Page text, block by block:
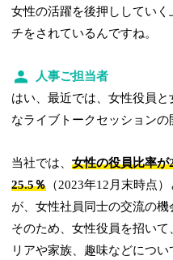
女性の活躍を後押ししてい
チをされているんですね。
人事ご担当者
はい、最近では、女性役員
なライブトークセッションの
当社では、女性の役員比率が
25.5％ （2023年12月末時点
が、女性社員同士の交流の機
そのため、女性役員を招い
リアや家族、趣味などにつ